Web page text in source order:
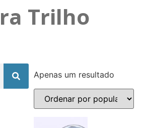
Trilho
Apenas um resultado